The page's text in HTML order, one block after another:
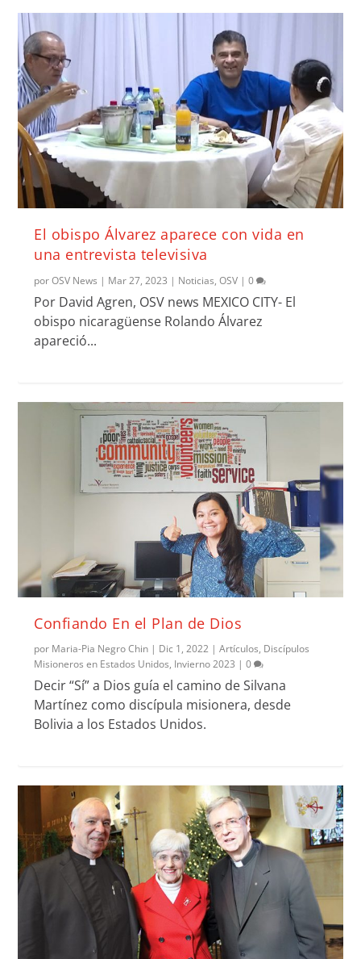
El obispo Álvarez aparece con vida en
una entrevista televisiva
porOSV News | Mar 27, 2023 | Noticias,OSV |0
Por David Agren, OSV news MEXICO CITY- El
obispo nicaragüense Rolando Álvarez
apareció...
Confiando En el Plan de Dios
por Maria-Pia Negro Chin | Dic 1, 2022 |Artículos, Discípulos
Misioneros en Estados Unidos, Invierno 2023 |0
Decir “Sí” a Dios guía el camino de Silvana
Martínez como discípula misionera, desde
Bolivia a los Estados Unidos.